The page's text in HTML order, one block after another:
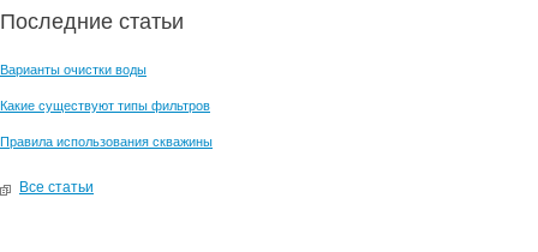
Последние статьи
Варианты очистки воды
Какие существуют типы фильтров
Правила использования скважины
Все статьи